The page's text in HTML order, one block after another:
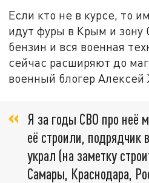
Если кто не в курсе, то
идут фуры в Крым и
бензин и вся военная
сейчас расширяют до
военный блогер
Я за годы СВО про неё
её строили, подрядчик
украл (на заметку
Самары, Краснодара,